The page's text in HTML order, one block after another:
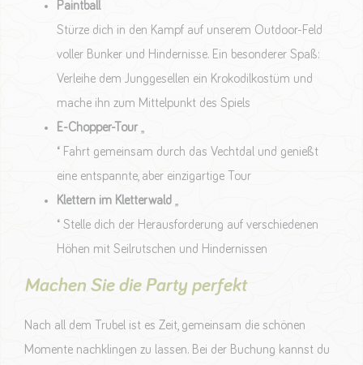
Paintball
Stürze dich in den Kampf auf unserem Outdoor-Feld
voller Bunker und Hindernisse. Ein besonderer Spaß:
Verleihe dem Junggesellen ein Krokodilkostüm und
mache ihn zum Mittelpunkt des Spiels
E-Chopper-Tour
“ Fahrt gemeinsam durch das Vechtdal und genießt
eine entspannte, aber einzigartige Tour
Klettern im Kletterwald
“ Stelle dich der Herausforderung auf verschiedenen
Höhen mit Seilrutschen und Hindernissen
Machen Sie die Party perfekt
Nach all dem Trubel ist es Zeit, gemeinsam die schönen
Momente nachklingen zu lassen. Bei der Buchung kannst du